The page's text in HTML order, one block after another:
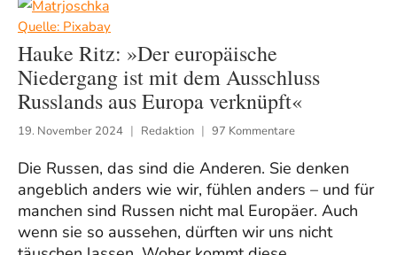
Quelle: Pixabay
Hauke Ritz: »Der europäische
Niedergang ist mit dem Ausschluss
Russlands aus Europa verknüpft«
19. November 2024 Redaktion 97 Kommentare
Die Russen, das sind die Anderen. Sie denken
angeblich anders wie wir, fühlen anders – und für
manchen sind Russen nicht mal Europäer. Auch
wenn sie so aussehen, dürften wir uns nicht